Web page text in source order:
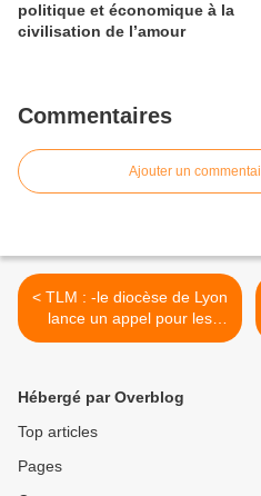
politique et économique à la
civilisation de l’amour
Commentaires
Ajouter un
< TLM : -le diocèse de Lyon
lance un appel pour les
migrants
Hébergé par Overblog
Top articles
Pages